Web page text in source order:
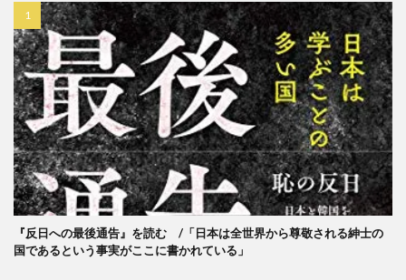
『反日への最後通告』を読む /「日本は全世界から尊敬される紳士の
国であるという事実がここに書かれている」